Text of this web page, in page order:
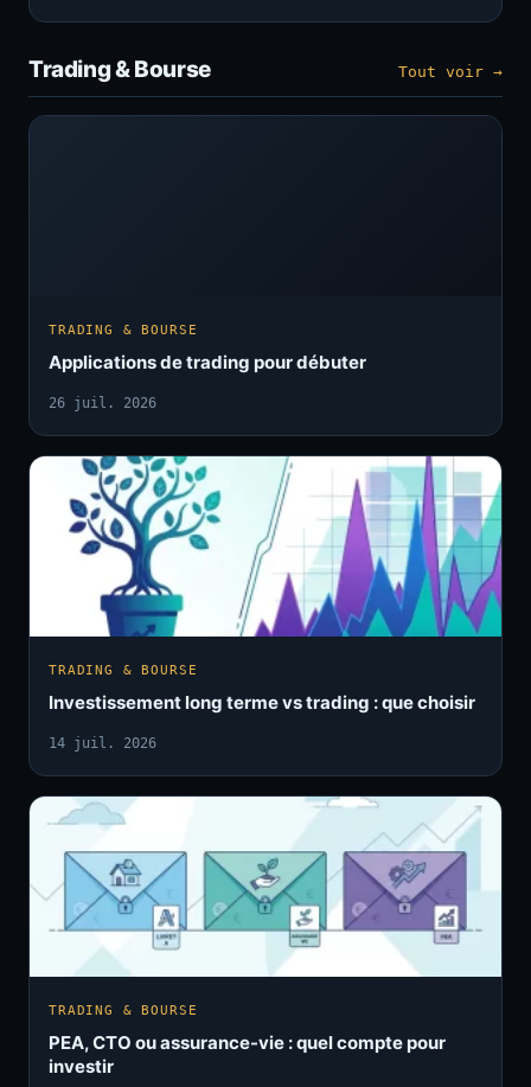
Trading & Bourse Tout voir →
TRADING & BOURSE
Applications de trading pour débuter
26 juil. 2026
TRADING & BOURSE
Investissement long terme vs trading : que choisir
14 juil. 2026
TRADING & BOURSE
PEA, CTO ou assurance-vie : quel compte pour
investir